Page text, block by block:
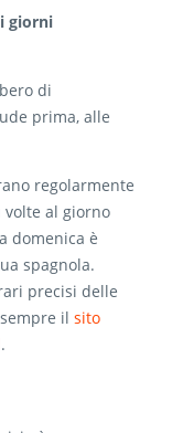
giorni
di
prima, alle
regolarmente
al giorno
domenica è
spagnola.
precisi delle
il sito
.